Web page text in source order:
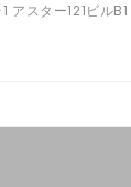
アスター121ビルB1